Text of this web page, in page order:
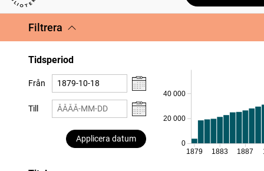
Filtrera
Tidsperiod
Från
Till
Applicera datum
0
20 000
40 000
1879 1883 1887